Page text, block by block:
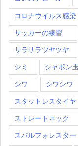
コロナウイルス感染
サッカーの練習
サラサラツヤツヤ
シミ シャボン
シワ シワシワ
スタットレスタイヤ
ストレートネック
スバルフォレスター